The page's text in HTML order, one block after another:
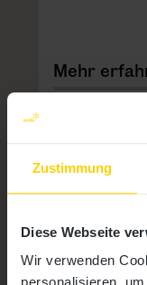
Zustimmung
Diese Webseite
Wir verwenden
Mehr